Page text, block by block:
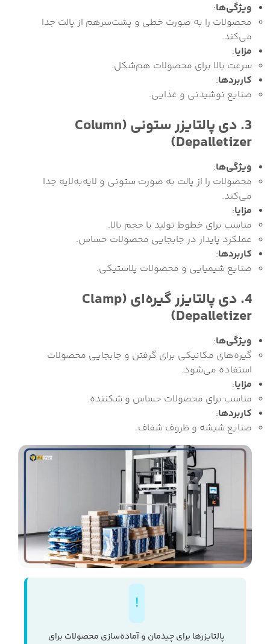
ویژگی‌ها:
محصولات را به صورت خطی و پشت‌سرهم از پالت جدا
می‌کند.
مزایا:
سرعت بالا برای محصولات هم‌شکل.
کاربردها:
صنایع نوشیدنی و غذایی.
3. دی پالتایزر ستونی (Column
Depalletizer)
ویژگی‌ها:
محصولات را از پالت به صورت ستونی و لایه‌به‌لایه جدا
می‌کند.
مزایا:
مناسب برای خطوط تولید با حجم بالا.
عملکرد پایدار در جابجایی محصولات حساس.
کاربردها:
صنایع شیمیایی و محصولات پلاستیکی.
4. دی پالتایزر گیره‌ای (Clamp
Depalletizer)
ویژگی‌ها:
گیره‌های مکانیکی برای گرفتن و جابجایی محصولات
استفاده می‌شود.
مزایا:
مناسب برای محصولات حساس و شکننده.
کاربردها:
صنایع شیشه و ظروف شفاف.
پالتایزرها برای چیدمان و آماده‌سازی محصولات برای